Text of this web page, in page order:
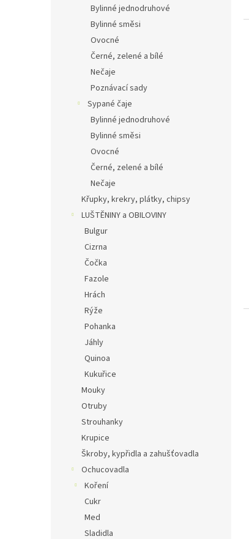
Bylinné jednodruhové
Bylinné směsi
Ovocné
Černé, zelené a bílé
Nečaje
Poznávací sady
Sypané čaje
Bylinné jednodruhové
Bylinné směsi
Ovocné
Černé, zelené a bílé
Nečaje
Křupky, krekry, plátky, chipsy
LUŠTĚNINY a OBILOVINY
Bulgur
Cizrna
Čočka
Fazole
Hrách
Rýže
Pohanka
Jáhly
Quinoa
Kukuřice
Mouky
Otruby
Strouhanky
Krupice
Škroby, kypřidla a zahušťovadla
Ochucovadla
Koření
Cukr
Med
Sladidla